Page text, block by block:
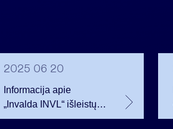
2025 06 20
Informacija apie
„Invalda INVL“ išleistų
akcijų suteikiamus